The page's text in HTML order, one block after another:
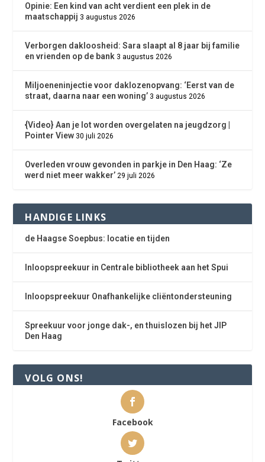
Opinie: Een kind van acht verdient een plek in de
maatschappij 3 augustus 2026
Verborgen dakloosheid: Sara slaapt al 8 jaar bij familie
en vrienden op de bank 3 augustus 2026
Miljoeneninjectie voor daklozenopvang: ‘Eerst van de
straat, daarna naar een woning’ 3 augustus 2026
{Video} Aan je lot worden overgelaten na jeugdzorg |
Pointer View 30 juli 2026
Overleden vrouw gevonden in parkje in Den Haag: ‘Ze
werd niet meer wakker’ 29 juli 2026
HANDIGE LINKS
de Haagse Soepbus: locatie en tijden
Inloopspreekuur in Centrale bibliotheek aan het Spui
Inloopspreekuur Onafhankelijke cliëntondersteuning
Spreekuur voor jonge dak-, en thuislozen bij het JIP
Den Haag
VOLG ONS!
Facebook